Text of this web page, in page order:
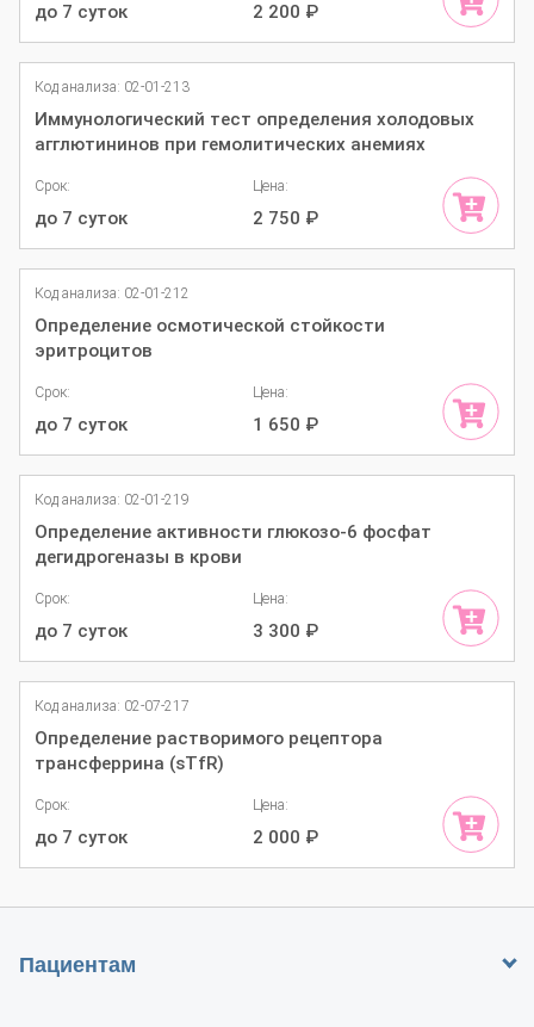
до 7 суток 2 200 ₽
Код анализа: 02-01-213
Иммунологический тест определения холодовых
агглютининов при гемолитических анемиях
Срок:
до 7 суток
Цена:
2 750 ₽
Код анализа: 02-01-212
Определение осмотической стойкости
эритроцитов
Срок:
до 7 суток
Цена:
1 650 ₽
Код анализа: 02-01-219
Определение активности глюкозо-6 фосфат
дегидрогеназы в крови
Срок:
до 7 суток
Цена:
3 300 ₽
Код анализа: 02-07-217
Определение растворимого рецептора
трансферрина (sTfR)
Срок:
до 7 суток
Цена:
2 000 ₽
Пациентам